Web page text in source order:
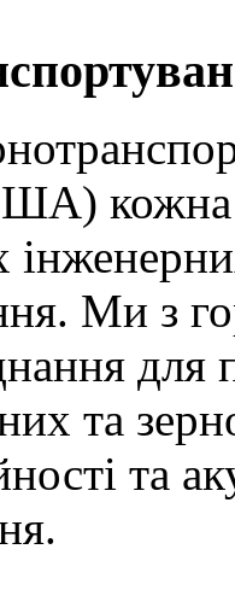
кожна
Ми з
для
та
та